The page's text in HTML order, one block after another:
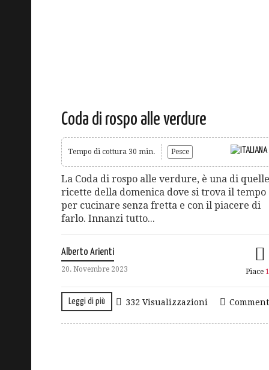
Coda di rospo alle verdure
Tempo di cottura 30 min. Pesce
La Coda di rospo alle verdure, è una di quelle
ricette della domenica dove si trova il tempo
per cucinare senza fretta e con il piacere di
farlo. Innanzi tutto...
Alberto Arienti
20. Novembre 2023 Piace
Leggi di più 332 Visualizzazioni